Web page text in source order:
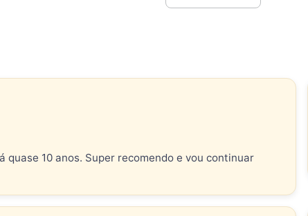
quase 10 anos. Super recomendo e vou continuar